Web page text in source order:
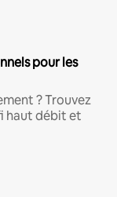
pour les
? Trouvez
haut débit et